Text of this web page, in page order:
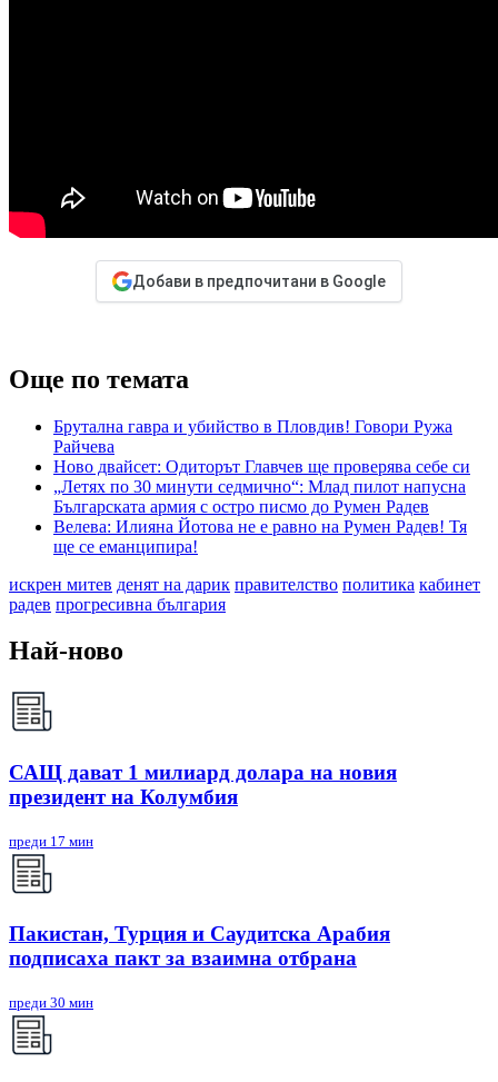
Добави в предпочитани в Google
Още по темата
Брутална гавра и убийство в Пловдив! Говори Ружа
Райчева
Ново двайсет: Одиторът Главчев ще проверява себе си
„Летях по 30 минути седмично“: Млад пилот напусна
Българската армия с остро писмо до Румен Радев
Велева: Илияна Йотова не е равно на Румен Радев! Тя
ще се еманципира!
искрен митев денят на дарик правителство политика кабинет
радев прогресивна българия
Най-ново
САЩ дават 1 милиард долара на новия
президент на Колумбия
преди 17 мин
Пакистан, Турция и Саудитска Арабия
подписаха пакт за взаимна отбрана
преди 30 мин